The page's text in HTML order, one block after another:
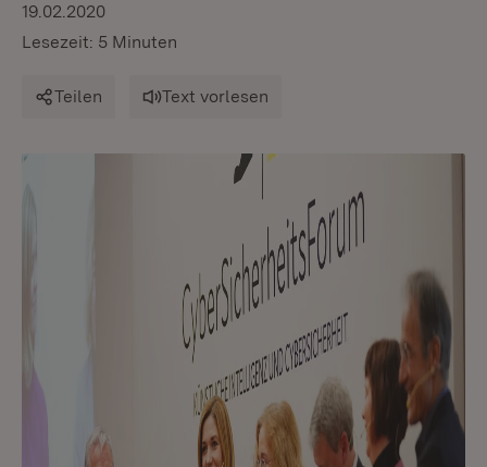
19.02.2020
Lesezeit: 5 Minuten
Teilen Text vorlesen